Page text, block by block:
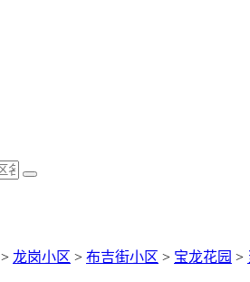
> 龙岗小区 > 布吉街小区 > 宝龙花园 >